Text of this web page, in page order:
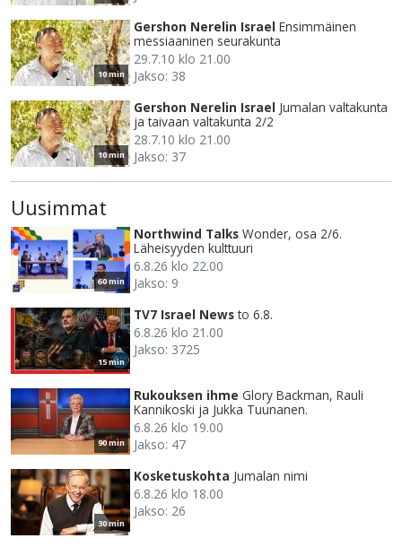
10 min
Gershon Nerelin Israel Ensimmäinen
messiaaninen seurakunta
29.7.10 klo 21.00
Jakso: 38
10 min
Gershon Nerelin Israel Jumalan valtakunta
ja taivaan valtakunta 2/2
28.7.10 klo 21.00
Jakso: 37
Uusimmat
60 min
Northwind Talks Wonder, osa 2/6.
Läheisyyden kulttuuri
6.8.26 klo 22.00
Jakso: 9
15 min
TV7 Israel News to 6.8.
6.8.26 klo 21.00
Jakso: 3725
90 min
Rukouksen ihme Glory Backman, Rauli
Kannikoski ja Jukka Tuunanen.
6.8.26 klo 19.00
Jakso: 47
30 min
Kosketuskohta Jumalan nimi
6.8.26 klo 18.00
Jakso: 26